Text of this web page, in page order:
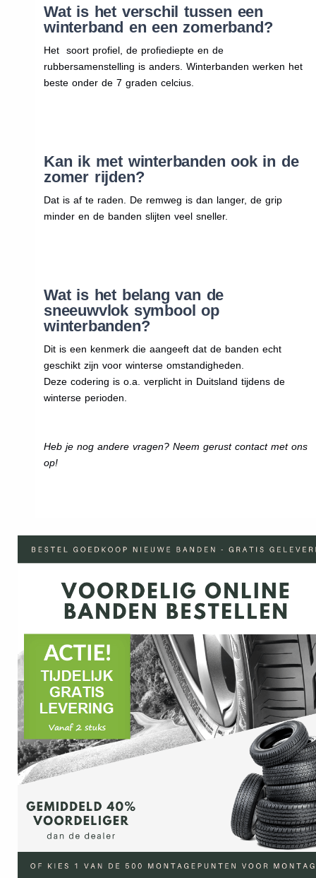
Wat is het verschil tussen een
winterband en een zomerband?
Het soort profiel, de profiediepte en de
rubbersamenstelling is anders. Winterbanden werken het
beste onder de 7 graden celcius.
Kan ik met winterbanden ook in de
zomer rijden?
Dat is af te raden. De remweg is dan langer, de grip
minder en de banden slijten veel sneller.
Wat is het belang van de
sneeuwvlok symbool op
winterbanden?
Dit is een kenmerk die aangeeft dat de banden echt
geschikt zijn voor winterse omstandigheden.
Deze codering is o.a. verplicht in Duitsland tijdens de
winterse perioden.
Heb je nog andere vragen? Neem gerust contact met ons
op!